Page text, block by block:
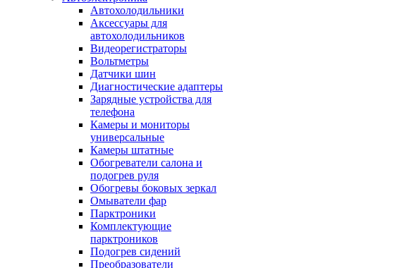
Автохолодильники
Аксессуары для
автохолодильников
Видеорегистраторы
Вольтметры
Датчики шин
Диагностические адаптеры
Зарядные устройства для
телефона
Камеры и мониторы
универсальные
Камеры штатные
Обогреватели салона и
подогрев руля
Обогревы боковых зеркал
Омыватели фар
Парктроники
Комплектующие
парктроников
Подогрев сидений
Преобразователи